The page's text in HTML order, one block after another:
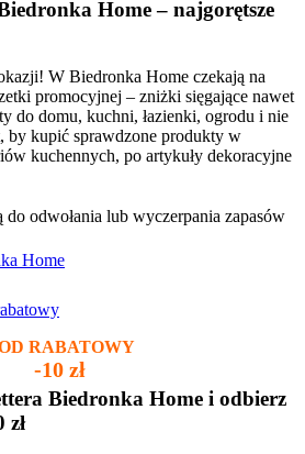
Home – najgorętsze
W Biedronka Home czekają na
promocyjnej – zniżki sięgające nawet
do domu, kuchni, łazienki, ogrodu i nie
by kupić sprawdzone produkty w
kuchennych, po artykuły dekoracyjne
odwołania lub wyczerpania zapasów
Home
RABATOWY
-10 zł
Biedronka Home i odbierz